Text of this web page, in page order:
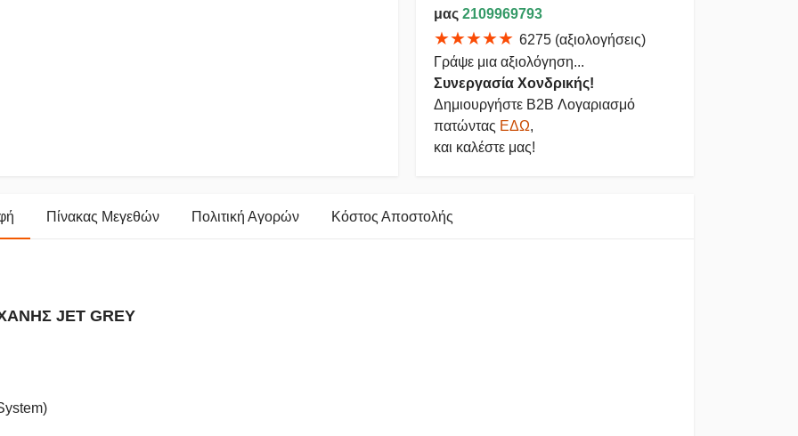
μας 2109969793
★★★★★ 6275 (αξιολογήσεις)
Γράψε μια αξιολόγηση...
Συνεργασία Χονδρικής!
Δημιουργήστε B2B Λογαριασμό
πατώντας ΕΔΩ,
και καλέστε μας!
Πίνακας Μεγεθών Πολιτική Αγορών Κόστος Αποστολής
JET GREY